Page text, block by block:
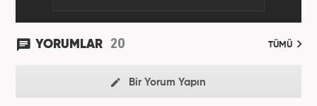
YORUMLAR 20 TÜMÜ
Bir Yorum Yapın